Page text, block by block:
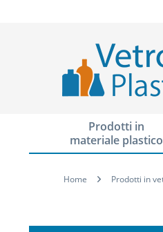
Prodotti in
materiale plastico
Home Prodotti in